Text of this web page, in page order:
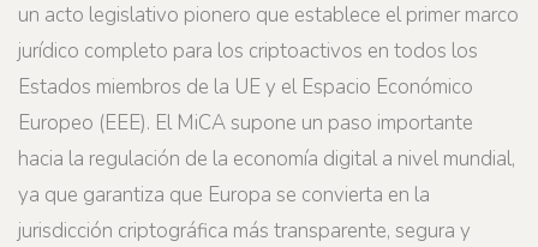
un acto legislativo pionero que establece el primer marco
jurídico completo para los criptoactivos en todos los
Estados miembros de la UE y el Espacio Económico
Europeo (EEE). El MiCA supone un paso importante
hacia la regulación de la economía digital a nivel mundial,
ya que garantiza que Europa se convierta en la
jurisdicción criptográfica más transparente, segura y